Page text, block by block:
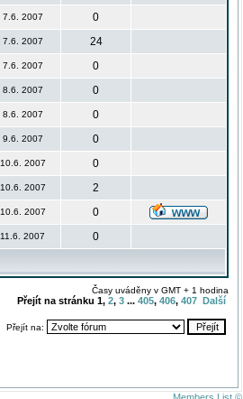
7.6. 2007
0
7.6. 2007
24
7.6. 2007
0
8.6. 2007
0
8.6. 2007
0
9.6. 2007
0
10.6. 2007
0
10.6. 2007
2
10.6. 2007
0
11.6. 2007 0
Časy uváděny v GMT + 1 hodina
Přejít na stránku 1, 2, 3 ... 405, 406, 407 Další
Přejít na: